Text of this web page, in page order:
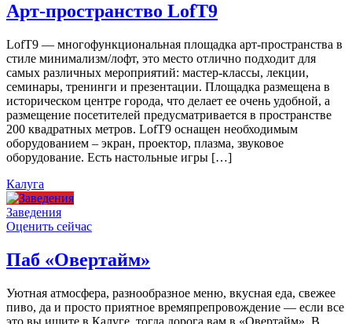
Арт-пространство LofT9
LofT9 — многофункциональная площадка арт-пространства в
стиле минимализм/лофт, это место отлично подходит для
самых различных мероприятий: мастер-классы, лекции,
семинары, тренинги и презентации. Площадка размещена в
историческом центре города, что делает ее очень удобной, а
размещение посетителей предусматривается в пространстве
200 квадратных метров. LofT9 оснащен необходимым
оборудованием – экран, проектор, плазма, звуковое
оборудование. Есть настольные игры […]
Калуга
Заведения
Оценить сейчас
Паб «Овертайм»
Уютная атмосфера, разнообразное меню, вкусная еда, свежее
пиво, да и просто приятное времяпрепровождение — если все